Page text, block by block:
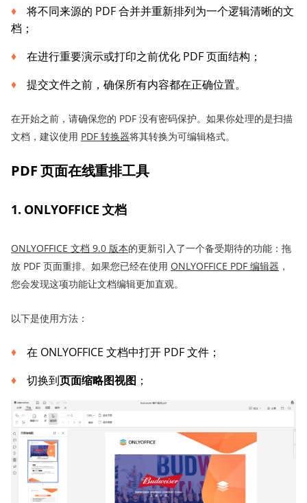
将不同来源的 PDF 合并并重新排列为一个逻辑清晰的文
档；
在进行重要演示或打印之前优化 PDF 页面结构；
提交文件之前，确保所有内容都在正确位置。
在开始之前，请确保您的 PDF 没有密码保护。如果你处理的是扫描
文档，建议使用 PDF 转换器将其转换为可编辑格式。
PDF 页面在线重排工具
1. ONLYOFFICE 文档
ONLYOFFICE 文档 9.0 版本的更新引入了一个备受期待的功能：拖
放 PDF 页面重排。如果您已经在使用 ONLYOFFICE PDF 编辑器 ，
您会发现这项功能让文档编辑更加直观。
以下是使用方法：
在 ONLYOFFICE 文档中打开 PDF 文件；
切换到页面缩略图视图 ；